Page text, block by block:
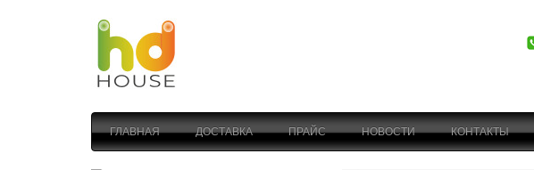
ГЛАВНАЯ ДОСТАВКА ПРАЙС НОВОСТИ КОНТАКТЫ